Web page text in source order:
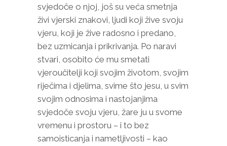
svjedoče o njoj, još su veća smetnja
živi vjerski znakovi, ljudi koji žive svoju
vjeru, koji je žive radosno i predano,
bez uzmicanja i prikrivanja. Po naravi
stvari, osobito će mu smetati
vjeroučitelji koji svojim životom, svojim
riječima i djelima, svime što jesu, u svim
svojim odnosima i nastojanjima
svjedoče svoju vjeru, žare ju u svome
vremenu i prostoru – i to bez
samoisticanja i nametljivosti – kao